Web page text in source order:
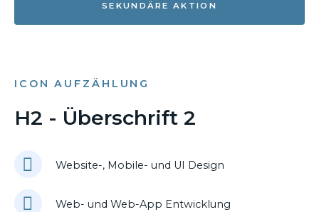
SEKUNDÄRE AKTION
ICON AUFZÄHLUNG
H2 - Überschrift 2
Website-, Mobile- und UI Design
Web- und Web-App Entwicklung